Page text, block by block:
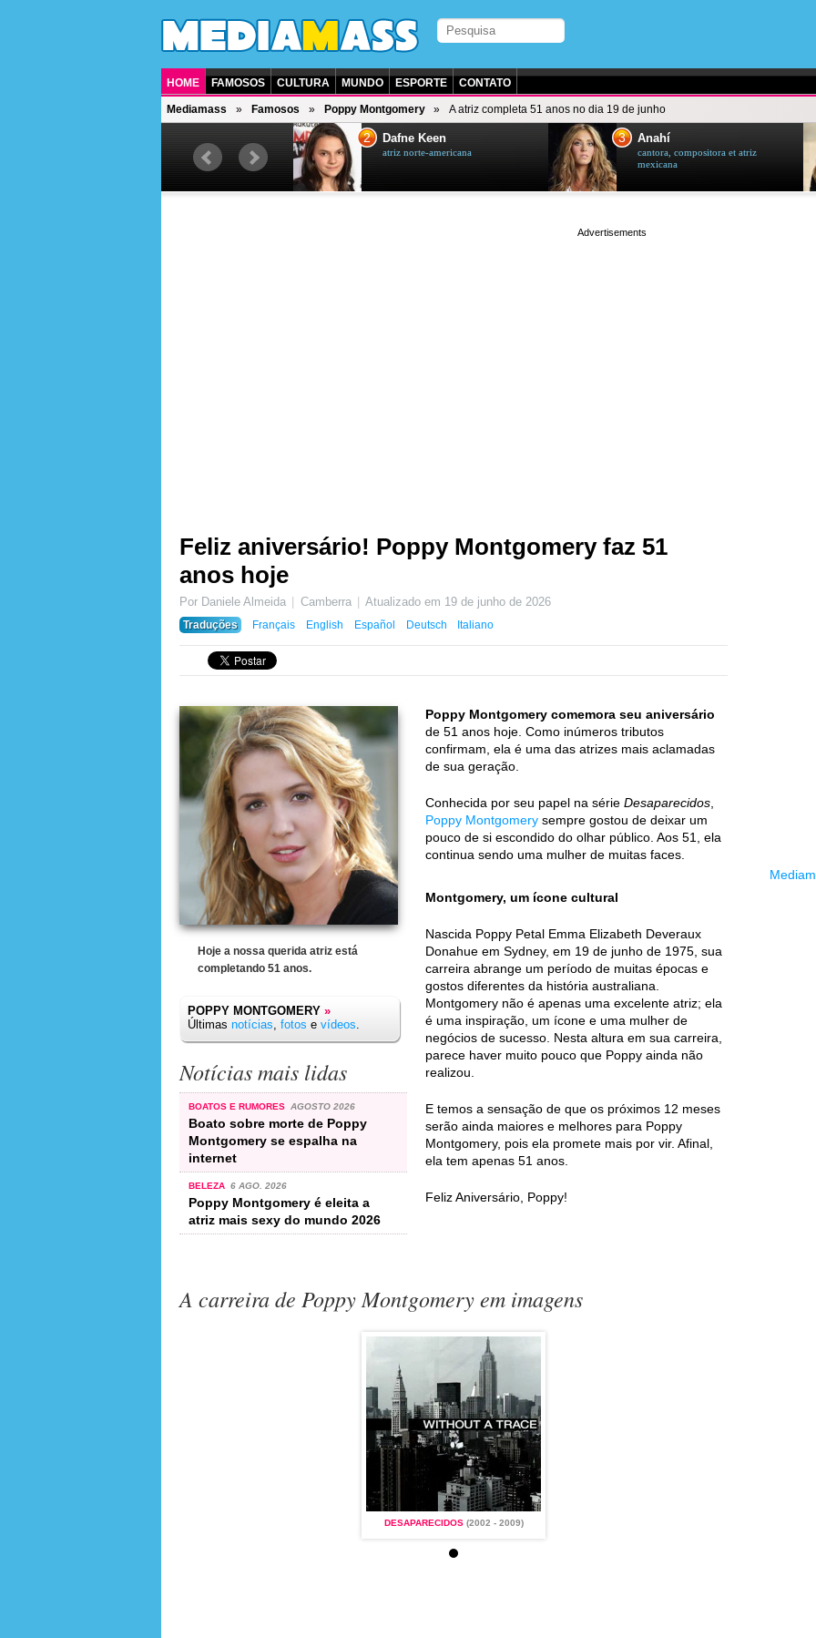
HOME FAMOSOS CULTURA MUNDO ESPORTE CONTATO
Mediamass Famosos Poppy Montgomery A atriz completa 51 anos no dia 19 de junho
2 Dafne Keen
atriz norte-americana
3 Anahí
cantora, compositora et atriz
mexicana
Feliz aniversário! Poppy Montgomery faz 51
anos hoje
Por Daniele Almeida Camberra Atualizado em 19 de junho de 2026
Traduções
Français English Español Deutsch Italiano
Hoje a nossa querida atriz está
completando 51 anos.
POPPY MONTGOMERY »
Últimas notícias, fotos e vídeos.
Notícias mais lidas
BOATOS E RUMORES AGOSTO 2026
Boato sobre morte de Poppy
Montgomery se espalha na
internet
BELEZA 6 AGO. 2026
Poppy Montgomery é eleita a
atriz mais sexy do mundo 2026
Poppy Montgomery comemora seu aniversário
de 51 anos hoje. Como inúmeros tributos
confirmam, ela é uma das atrizes mais aclamadas
de sua geração.
Conhecida por seu papel na série Desaparecidos
Poppy Montgomery sempre gostou de deixar um
pouco de si escondido do olhar público. Aos 51, ela
continua sendo uma mulher de muitas faces.
Montgomery, um ícone cultural
Nascida Poppy Petal Emma Elizabeth Deveraux
Donahue em Sydney, em 19 de junho de 1975, sua
carreira abrange um período de muitas épocas e
gostos diferentes da história australiana.
Montgomery não é apenas uma excelente atriz; ela
é uma inspiração, um ícone e uma mulher de
negócios de sucesso. Nesta altura em sua carreira,
parece haver muito pouco que Poppy ainda não
realizou.
E temos a sensação de que os próximos 12 meses
serão ainda maiores e melhores para Poppy
Montgomery, pois ela promete mais por vir. Afinal,
ela tem apenas 51 anos.
Feliz Aniversário, Poppy!
A carreira de Poppy Montgomery em imagens
DESAPARECIDOS(2002 - 2009)